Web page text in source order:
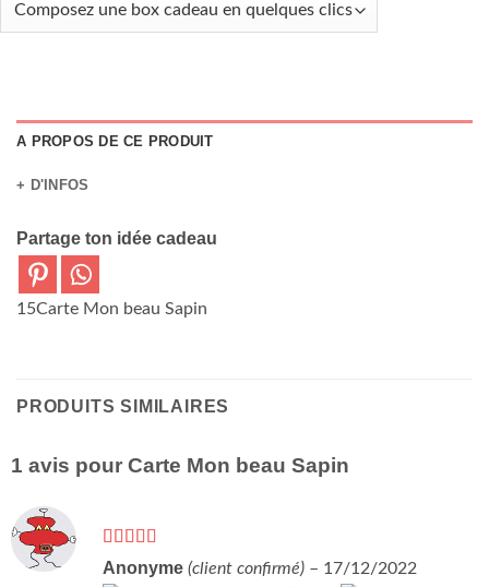
A PROPOS DE CE PRODUIT
+ D'INFOS
Partage ton idée cadeau
15Carte Mon beau Sapin
PRODUITS SIMILAIRES
1 avis pour Carte Mon beau Sapin
Note5sur 5
Anonyme (client confirmé) – 17/12/2022